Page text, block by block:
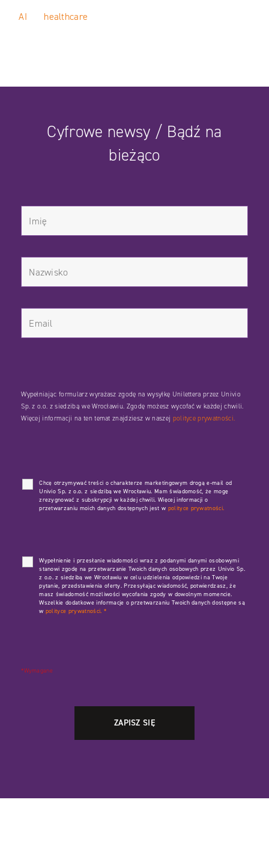
AI healthcare
Cyfrowe newsy / Bądź na
bieżąco
Wypełniając formularz wyrażasz zgodę na wysyłkę Unilettera przez Univio
Sp. z o.o. z siedzibą we Wrocławiu. Zgodę możesz wycofać w każdej chwili.
Więcej informacji na ten temat znajdziesz w naszej polityce prywatności.
Chcę otrzymywać treści o charakterze marketingowym drogą e-mail od
Univio Sp. z o.o. z siedzibą we Wrocławiu. Mam świadomość, że mogę
zrezygnować z subskrypcji w każdej chwili. Więcej informacji o
przetwarzaniu moich danych dostępnych jest w polityce prywatności.
Wypełnienie i przesłanie wiadomości wraz z podanymi danymi osobowymi
stanowi zgodę na przetwarzanie Twoich danych osobowych przez Univio Sp.
z o.o. z siedzibą we Wrocławiu w celu udzielenia odpowiedzi na Twoje
pytanie, przedstawienia oferty. Przesyłając wiadomość, potwierdzasz, że
masz świadomość możliwości wycofania zgody w dowolnym momencie.
Wszelkie dodatkowe informacje o przetwarzaniu Twoich danych dostępne są
w polityce prywatności. *
*Wymagane